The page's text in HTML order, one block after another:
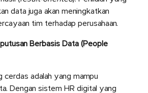
data juga akan meningkatkan
tim terhadap perusahaan.
Berbasis Data (People
cerdas adalah yang mampu
Dengan sistem HR digital yang